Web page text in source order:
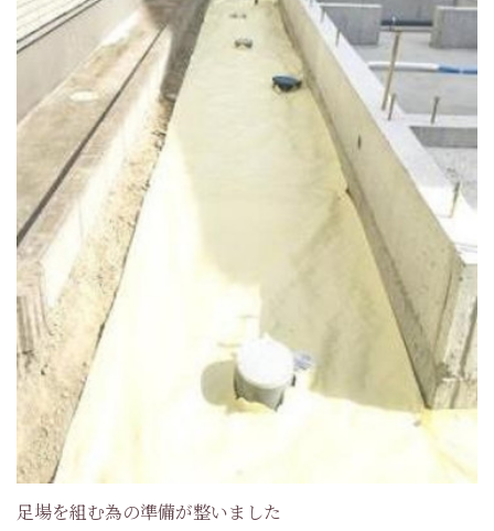
足場を組む為の準備が整いました